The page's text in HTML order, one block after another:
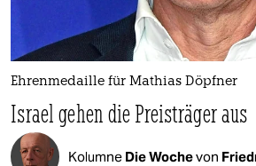
Ehrenmedaille für Mathias Döpfner
Israel gehen die Preisträger aus
Kolumne Die Wochevon